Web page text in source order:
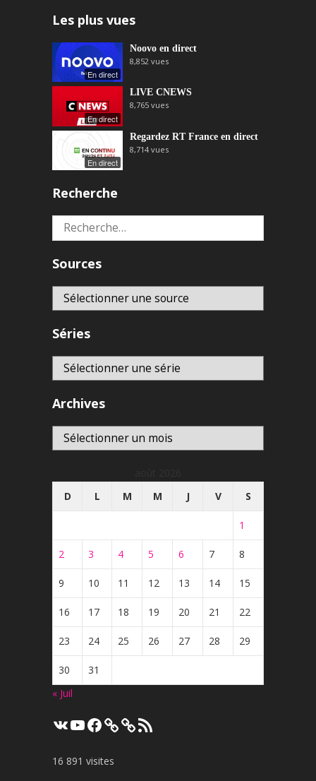
Les plus vues
En direct
Noovo en direct
8,852 vues
En direct
LIVE CNEWS
8,765 vues
En direct
Regardez RT France en direct
8,714 vues
Recherche
Rechercher :
Sources
Séries
Archives
Archives
D
L M M J V S
1
2 3 4 5 6 7 8
9 10 11 12 13 14 15
16 17 18 19 20 21 22
23 24 25 26 27 28 29
30
31
« Juil
VK YouTube
Facebook Flux
RSS
16 891 visites